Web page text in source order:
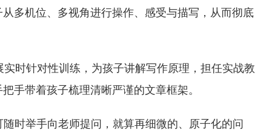
多机位、多视角进行操作、感受与描写，从而彻底
时针对性训练，为孩子讲解写作原理，担任实战教
手带着孩子梳理清晰严谨的文章框架。
时举手向老师提问，就算再细微的、原子化的问